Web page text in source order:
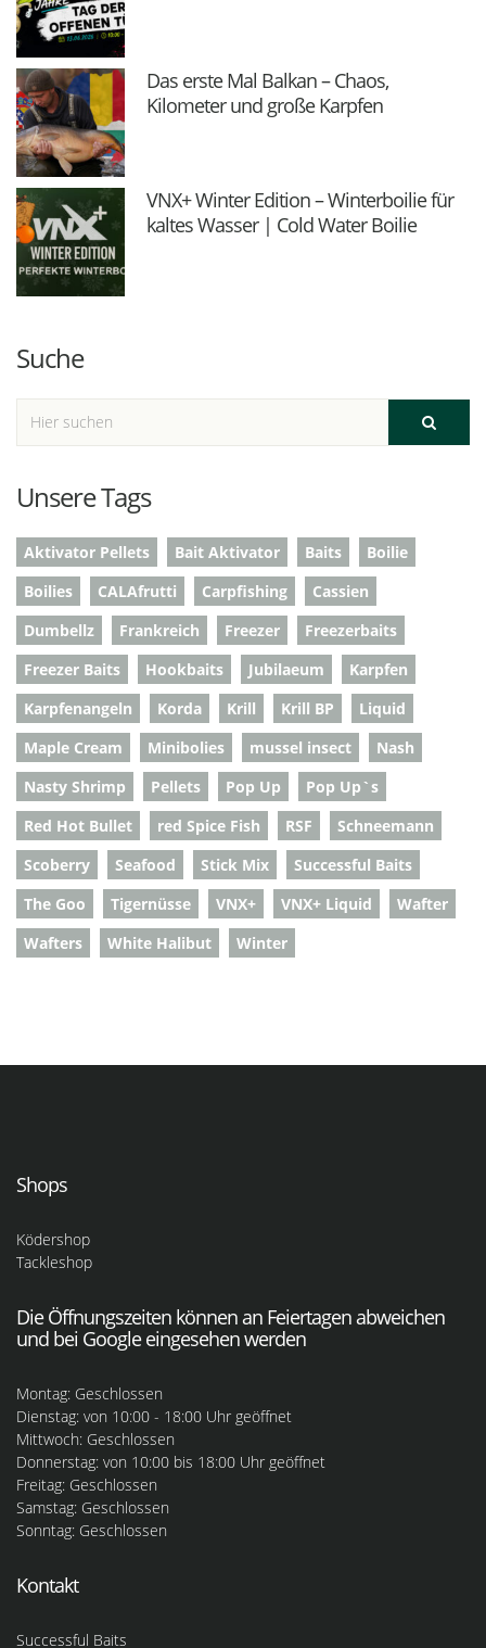
Das erste Mal Balkan – Chaos,
Kilometer und große Karpfen
VNX+ Winter Edition – Winterboilie für
kaltes Wasser | Cold Water Boilie
Suche
Unsere Tags
Aktivator Pellets Bait Aktivator Baits
Boilie
Boilies
CALAfrutti Carpfishing
Cassien
Dumbellz
Frankreich Freezer
Freezerbaits
Freezer Baits
Hookbaits Jubilaeum
Karpfen
Karpfenangeln
Korda Krill Krill BP
Liquid
Maple Cream
Minibolies mussel insect
Nash
Nasty Shrimp
Pellets Pop Up
Pop Up`s
Red Hot Bullet
red Spice Fish RSF
Schneemann
Scoberry
Seafood Stick Mix
Successful Baits
The Goo
Tigernüsse VNX+ VNX+ Liquid
Wafter
Wafters
White Halibut Winter
Shops
Ködershop
Tackleshop
Die Öffnungszeiten können an Feiertagen abweichen
und bei Google eingesehen werden
Montag: Geschlossen
Dienstag: von 10:00 - 18:00 Uhr geöffnet
Mittwoch: Geschlossen
Donnerstag: von 10:00 bis 18:00 Uhr geöffnet
Freitag: Geschlossen
Samstag: Geschlossen
Sonntag: Geschlossen
Kontakt
Successful Baits